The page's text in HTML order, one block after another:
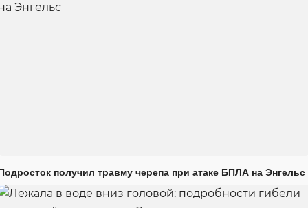
получил травму черепа при атаке БПЛА на Энгельс